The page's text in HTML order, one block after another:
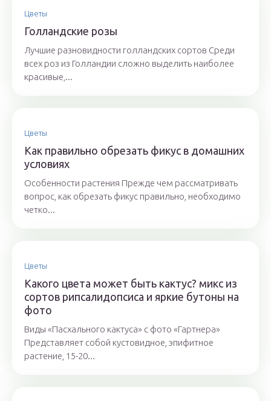
Цветы
Голландские розы
Лучшие разновидности голландских сортов Среди
всех роз из Голландии сложно выделить наиболее
красивые,...
Цветы
Как правильно обрезать фикус в домашних
условиях
Особенности растения Прежде чем рассматривать
вопрос, как обрезать фикус правильно, необходимо
четко...
Цветы
Какого цвета может быть кактус? микс из
сортов рипсалидопсиса и яркие бутоны на
фото
Виды «Пасхального кактуса» с фото «Гартнера»
Представляет собой кустовидное, эпифитное
растение, 15-20...